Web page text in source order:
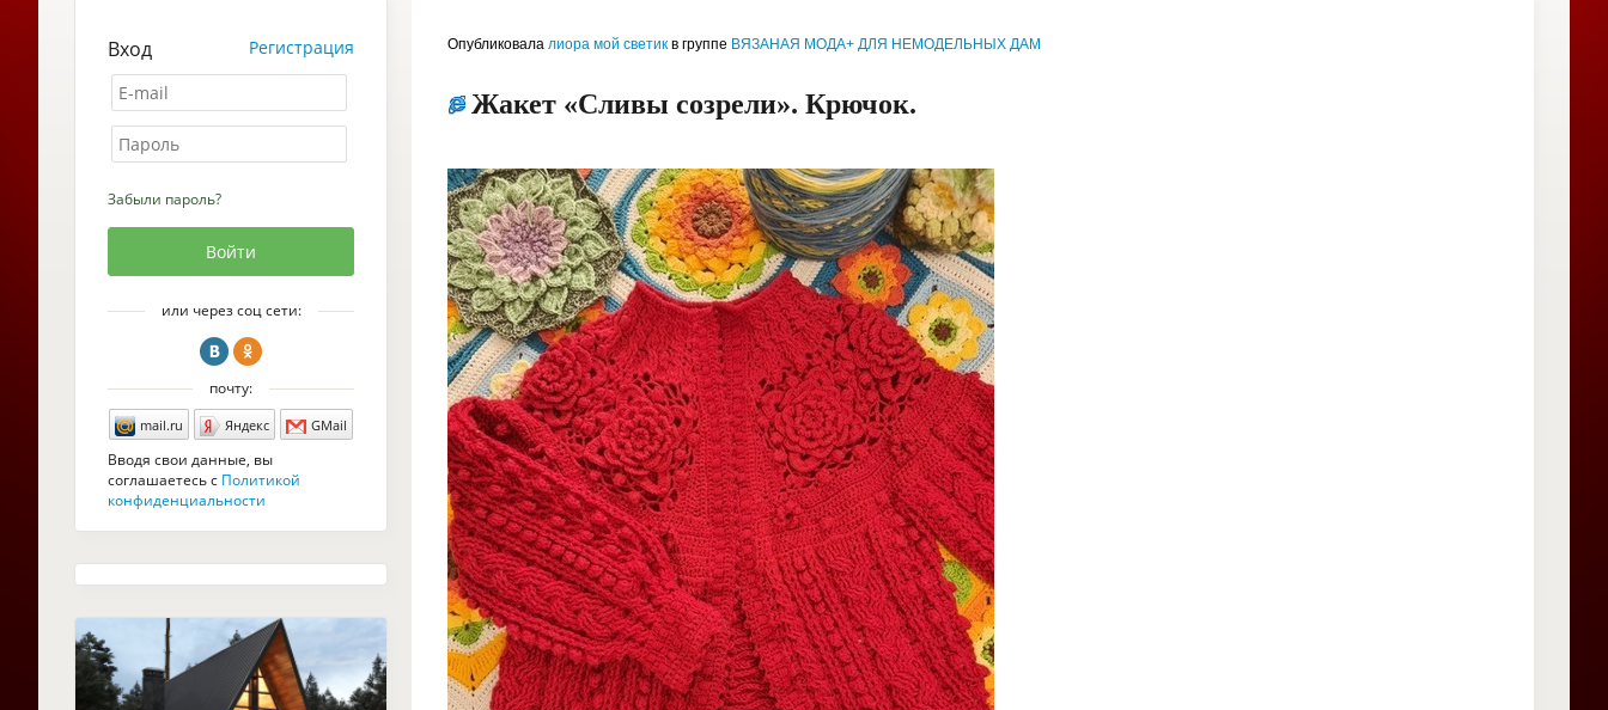
Опубликовала лиора мой светик в группе ВЯЗАНАЯ МОДА+ ДЛЯ НЕМОДЕЛЬНЫХ ДАМ
Жакет «Сливы созрели». Крючок.
Вход Регистрация
Забыли пароль?
или через соц сети:
почту:
mail.ru Яндекс GMail
Вводя свои данные, вы
соглашаетесь с Политикой
конфиденциальности